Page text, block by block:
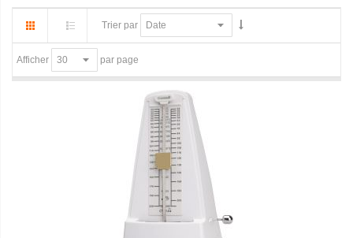
Trier par
Afficher par page